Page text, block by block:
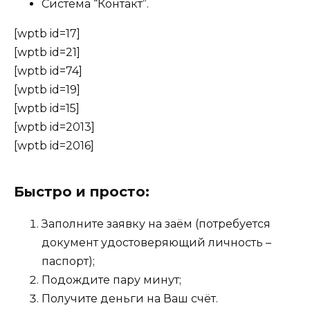
Система “Контакт”.
[wptb id=17]
[wptb id=21]
[wptb id=74]
[wptb id=19]
[wptb id=15]
[wptb id=2013]
[wptb id=2016]
Быстро и просто:
Заполните заявку на заём (потребуется
документ удостоверяющий личность –
паспорт);
Подождите пару минут;
Получите деньги на Ваш счёт.